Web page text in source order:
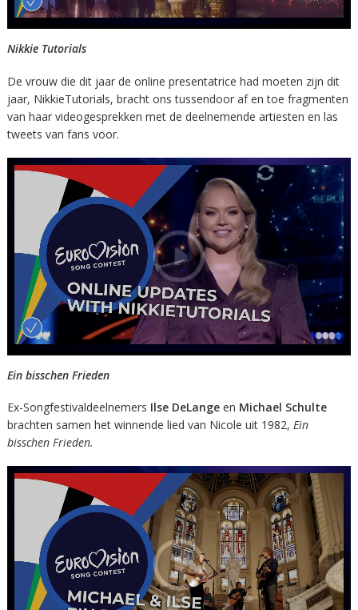
Nikkie Tutorials
De vrouw die dit jaar de online presentatrice had moeten zijn dit
jaar, NikkieTutorials, bracht ons tussendoor af en toe fragmenten
van haar videogesprekken met de deelnemende artiesten en las
tweets van fans voor.
Ein bisschen Frieden
Ex-Songfestivaldeelnemers Ilse DeLangeen Michael Schulte
brachten samen het winnende lied van Nicole uit 1982, Ein
bisschen Frieden.